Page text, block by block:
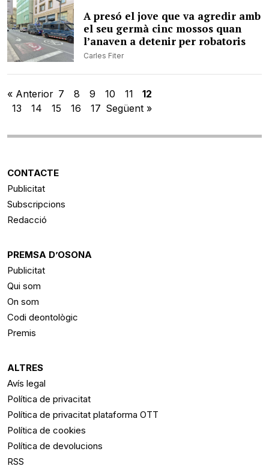
A presó el jove que va agredir amb
el seu germà cinc mossos quan
l’anaven a detenir per robatoris
Carles Fiter
« Anterior 7 8 9 10 11
12
13
14 15 16 17 Següent »
CONTACTE
Publicitat
Subscripcions
Redacció
PREMSA D’OSONA
Publicitat
Qui som
On som
Codi deontològic
Premis
ALTRES
Avís legal
Política de privacitat
Política de privacitat plataforma OTT
Política de cookies
Política de devolucions
RSS